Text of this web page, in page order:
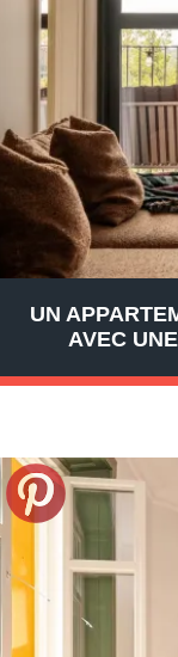
UN
AVEC